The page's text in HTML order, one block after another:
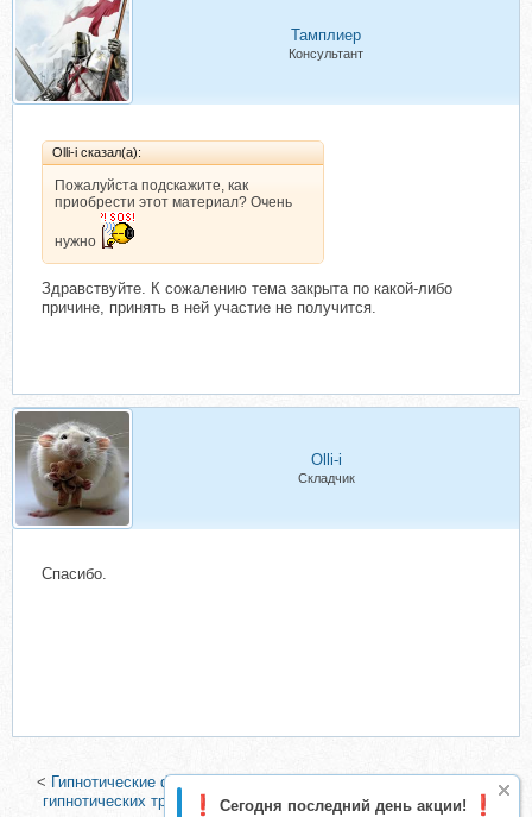
Сегодня последний день акции!
Тамплиер
Консультант
Olli-i сказал(а):
Пожалуйста подскажите, как
приобрести этот материал? Очень
нужно
Здравствуйте. К сожалению тема закрыта по какой-либо
причине, принять в ней участие не получится.
Olli-i
Складчик
Спасибо.
< Гипнотические фреймы. 1 модуль (Вик Орлов)
гипнотических трюков способов приклеить читателя к постам